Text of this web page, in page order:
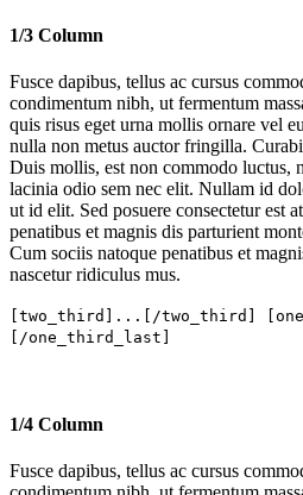
1/3 Column
Fusce dapibus, tellus ac cursus
condimentum nibh, ut fermentum
quis risus eget urna mollis ornare vel
nulla non metus auctor fringilla.
Duis mollis, est non commodo luctus,
lacinia odio sem nec elit. Nullam id
ut id elit. Sed posuere consectetur est
penatibus et magnis dis parturient
Cum sociis natoque penatibus et
nascetur ridiculus mus.
[two_third]...[/two_third]
[/one_third_last]
1/4 Column
Fusce dapibus, tellus ac cursus